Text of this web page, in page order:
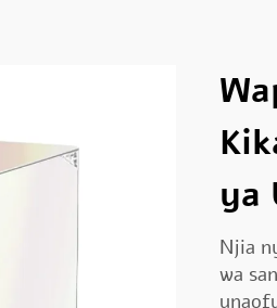
ya
Njia
wa